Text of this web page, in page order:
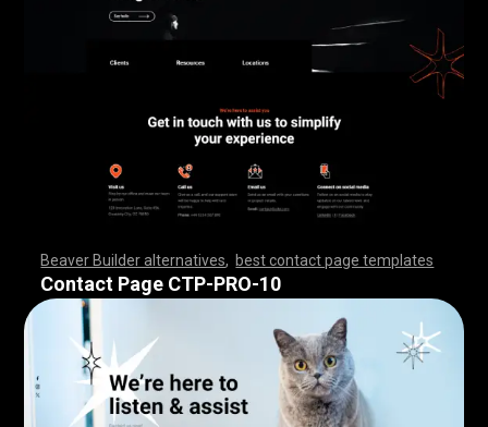
Beaver Builder alternatives best contact page templates
,,,,,,,,,,,,,,,,,,,,,,,,,,,,, ,,,,,,,,,,,,,,,,,,,,,,,,,,,,,,,,
,,,,,,,,,,,,,,,
Contact Page CTP-PRO-10